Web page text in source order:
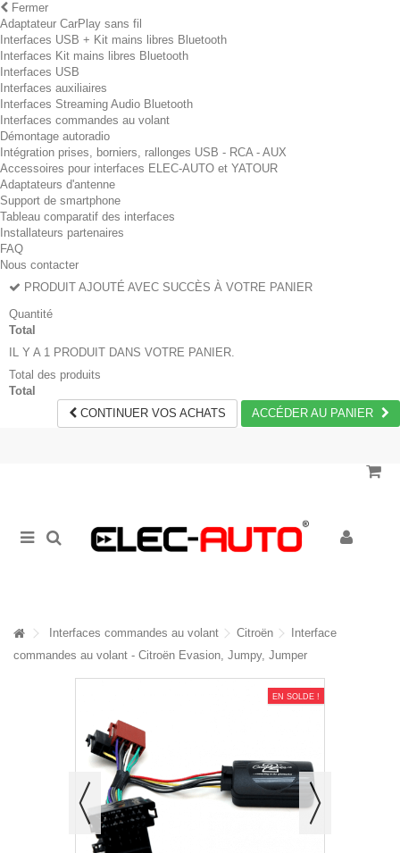
Fermer
Adaptateur CarPlay sans fil
Interfaces USB + Kit mains libres Bluetooth
Interfaces Kit mains libres Bluetooth
Interfaces USB
Interfaces auxiliaires
Interfaces Streaming Audio Bluetooth
Interfaces commandes au volant
Démontage autoradio
Intégration prises, borniers, rallonges USB - RCA - AUX
Accessoires pour interfaces ELEC-AUTO et YATOUR
Adaptateurs d'antenne
Support de smartphone
Tableau comparatif des interfaces
Installateurs partenaires
FAQ
Nous contacter
PRODUIT AJOUTÉ AVEC SUCCÈS À VOTRE PANIER
Quantité
Total
IL Y A 1 PRODUIT DANS VOTRE PANIER.
Total des produits
Total
CONTINUER VOS ACHATS
ACCÉDER AU PANIER
Interfaces commandes au volant Citroën
Interface
commandes au volant - Citroën Evasion, Jumpy, Jumper
EN SOLDE !